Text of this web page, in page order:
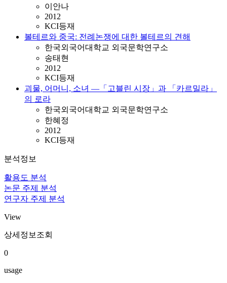
이안나
2012
KCI등재
볼테르와 중국: 전례논쟁에 대한 볼테르의 견해
한국외국어대학교 외국문학연구소
송태현
2012
KCI등재
괴물, 어머니, 소녀 ―「고블린 시장」과 「카르밀라」
의 로라
한국외국어대학교 외국문학연구소
한혜정
2012
KCI등재
분석정보
활용도 분석
논문 주제 분석
연구자 주제 분석
View
상세정보조회
0
usage